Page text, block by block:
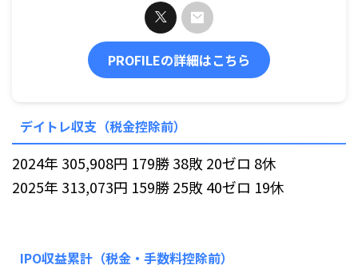
PROFILEの詳細はこちら
デイトレ収支（税金控除前）
2024年 305,908円 179勝 38敗 20ゼロ 8休
2025年 313,073円 159勝 25敗 40ゼロ 19休
IPO収益累計（税金・手数料控除前）